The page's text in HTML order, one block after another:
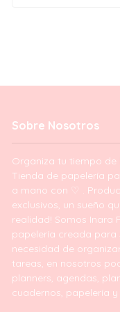
Sobre Nosotros
Organiza tu tiempo de
Tienda de papelería
a mano con ♡ .
exclusivos, un sueño
realidad! Somos Inara
papelería creada para
necesidad de
tareas, en nosotros
planners, agendas,
cuadernos, papelería